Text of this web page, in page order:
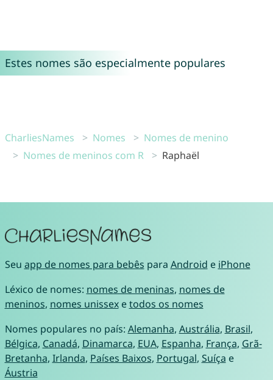
Estes nomes são especialmente populares
CharliesNames Nomes
Nomes de menino
Nomes de meninos com R
Raphaël
Seu app de nomes para bebês para Android e iPhone
Léxico de nomes: nomes de meninas, nomes de
meninos, nomes unissexetodos os nomes
Nomes populares no país: Alemanha, Austrália, Brasil,
Bélgica, Canadá, Dinamarca, EUA, Espanha, França, Grã-
Bretanha, Irlanda, Países Baixos, Portugal, Suíça e
Áustria